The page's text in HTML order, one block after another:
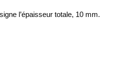
l’épaisseur totale, 10 mm.